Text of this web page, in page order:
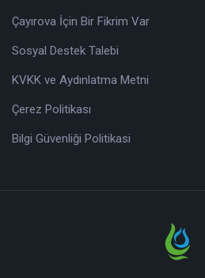
Çayırova İçin Bir Fikrim Var
Sosyal Destek Talebi
KVKK ve Aydınlatma Metni
Çerez Politikası
Bilgi Güvenliği Politikasi